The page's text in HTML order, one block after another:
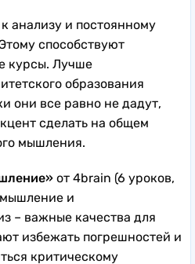
анализу и постоянному
способствуют
курсы. Лучше
образования
они все равно не дадут,
сделать на общем
мышления.
от 4brain (6 уроков,
и
– важные качества для
избежать погрешностей и
критическому